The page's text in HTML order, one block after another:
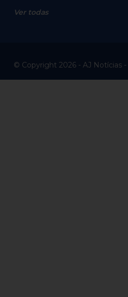
Ver todas
© Copyright 2026 - AJ Notícias